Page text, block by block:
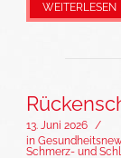
WEITERLESEN
13. Juni 2026 /
in
Schmerz- und